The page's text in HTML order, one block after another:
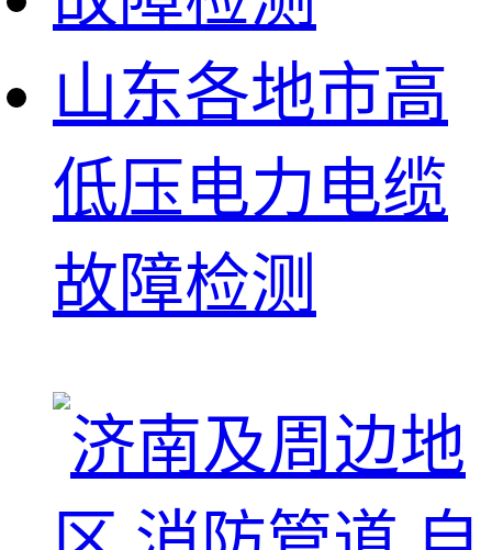
山东各地市高
低压电力电缆
故障检测